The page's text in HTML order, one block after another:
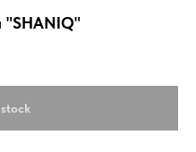
"SHANIQ"